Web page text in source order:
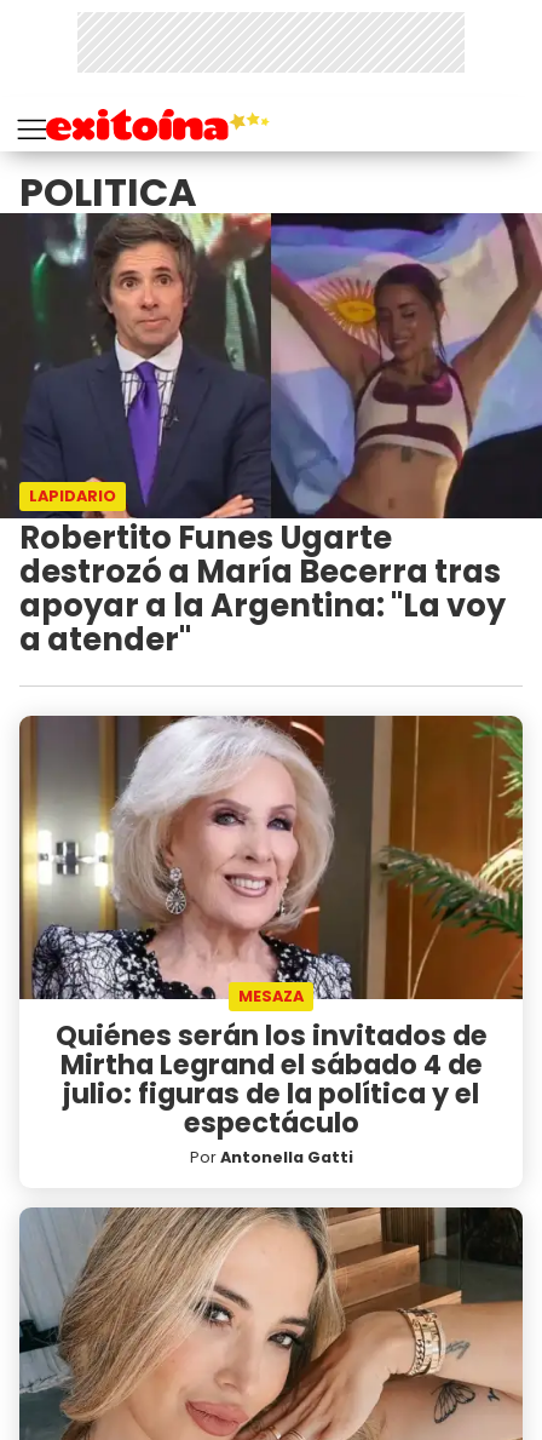
POLITICA
LAPIDARIO
Robertito Funes Ugarte
destrozó a María Becerra tras
apoyar a la Argentina: "La voy
a atender"
MESAZA
Quiénes serán los invitados de
Mirtha Legrand el sábado 4 de
julio: figuras de la política y el
espectáculo
PorAntonella Gatti